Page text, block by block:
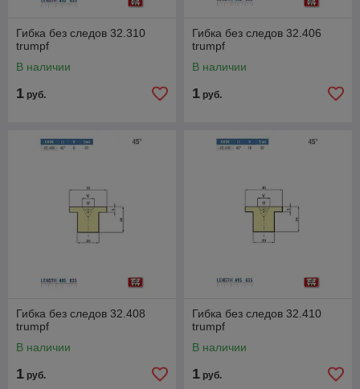
Гибка без следов 32.310
trumpf
В наличии
1 руб.
Гибка без следов 32.406
trumpf
В наличии
1 руб.
Гибка без следов 32.408
trumpf
В наличии
1 руб.
Гибка без следов 32.410
trumpf
В наличии
1 руб.